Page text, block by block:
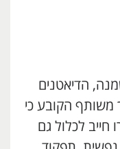
הדיאטנים
משותף הקובע כי
חייב לכלול גם